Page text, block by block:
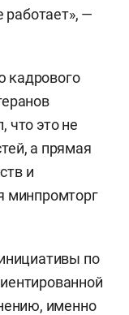
работает», —
кадрового
что это не
а прямая
и
минпромторг
по
именно